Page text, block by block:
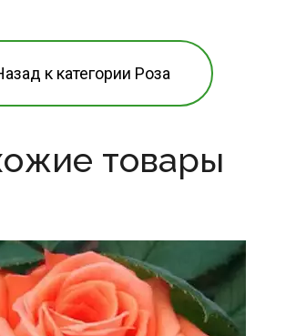
к категории Роза
товары